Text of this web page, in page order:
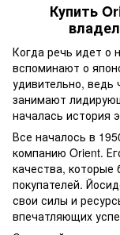
Купить
Когда речь идет о
вспоминают о
удивительно,
занимают
началась история
Все началось в
компанию Orient.
качества, которые
покупателей.
свои силы и
впечатляющих